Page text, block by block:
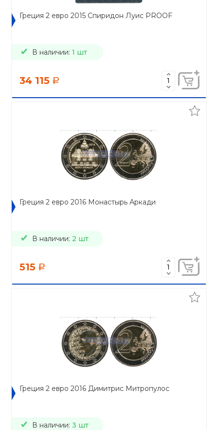
Греция 2 евро 2015 Спиридон Луис PROOF
В наличии: 1 шт
34 115 a
Греция 2 евро 2016 Монастырь Аркади
В наличии: 2 шт
515 a
Греция 2 евро 2016 Димитрис Митропулос
В наличии: 3 шт